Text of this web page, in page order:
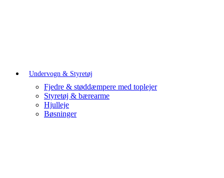
Undervogn & Styretøj
Fjedre & støddæmpere med toplejer
Styretøj & bærearme
Hjulleje
Bøsninger